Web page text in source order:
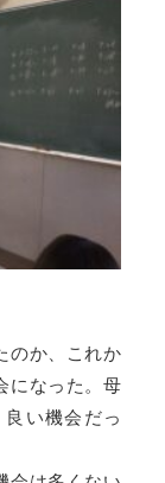
のか、これか
になった。母
い機会だっ